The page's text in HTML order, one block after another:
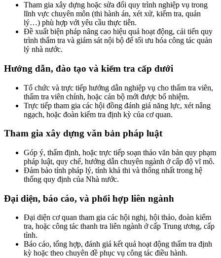
Tham gia xây dựng hoặc sửa đổi quy trình nghiệp vụ trong
lĩnh vực chuyên môn (thi hành án, xét xử, kiểm tra, quản
lý…) phù hợp với yêu cầu thực tiễn.
Đề xuất biện pháp nâng cao hiệu quả hoạt động, cải tiến quy
trình thẩm tra và giám sát nội bộ để tối ưu hóa công tác quản
lý nhà nước.
Hướng dẫn, đào tạo và kiểm tra cấp dưới
Tổ chức và trực tiếp hướng dẫn nghiệp vụ cho thẩm tra viên,
thẩm tra viên chính, hoặc cán bộ mới được bổ nhiệm.
Trực tiếp tham gia các hội đồng đánh giá năng lực, xét nâng
ngạch, hoặc đoàn kiểm tra định kỳ của cơ quan.
Tham gia xây dựng văn bản pháp luật
Góp ý, thẩm định, hoặc trực tiếp soạn thảo văn bản quy phạm
pháp luật, quy chế, hướng dẫn chuyên ngành ở cấp độ vĩ mô.
Đảm bảo tính pháp lý, tính khả thi và thống nhất trong hệ
thống quy định của Nhà nước.
Đại diện, báo cáo, và phối hợp liên ngành
Đại diện cơ quan tham gia các hội nghị, hội thảo, đoàn kiểm
tra, hoặc công tác thanh tra liên ngành ở cấp Trung ương, cấp
tỉnh.
Báo cáo, tổng hợp, đánh giá kết quả hoạt động thẩm tra định
kỳ hoặc theo chuyên đề phục vụ công tác điều hành.